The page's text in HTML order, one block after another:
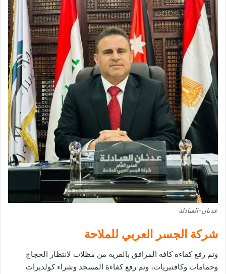
عدنان-العبادلة
شركة الجسر العربي للملاحة
وتم رفع كفاءة كافة المرافق بالقرية من مظلات لانتظار الحجاج
وحمامات وكافتيريات، وتم رفع كفاءة المسجد وشراء كولديرات